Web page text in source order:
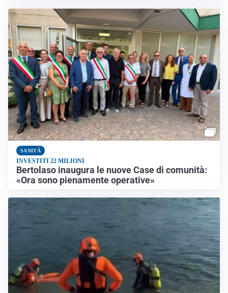
SANITÀ
INVESTITI 22 MILIONI
Bertolaso inaugura le nuove Case di comunità:
«Ora sono pienamente operative»